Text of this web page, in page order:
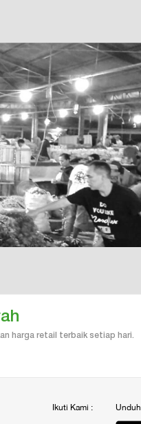
harga retail terbaik setiap hari.
Ikuti Kami :